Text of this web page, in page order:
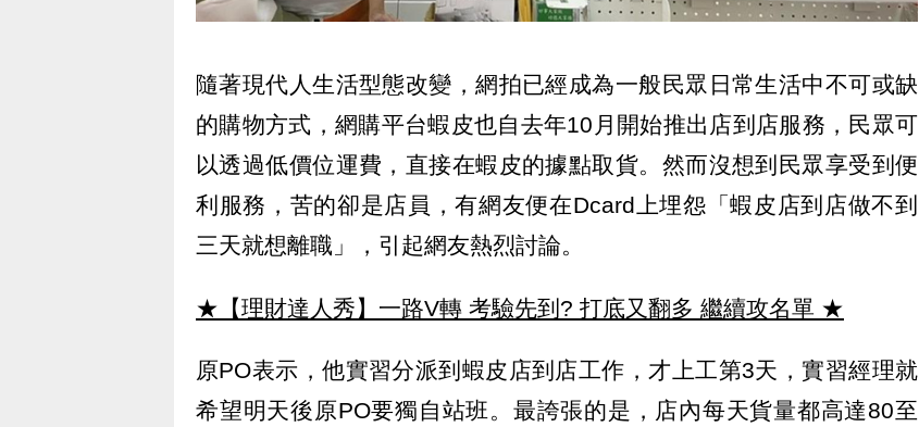
隨著現代人生活型態改變，網拍已經成為一般民眾日常生活中不可或缺
的購物方式，網購平台蝦皮也自去年10月開始推出店到店服務，民眾可
以透過低價位運費，直接在蝦皮的據點取貨。然而沒想到民眾享受到便
利服務，苦的卻是店員，有網友便在Dcard上埋怨「蝦皮店到店做不到
三天就想離職」，引起網友熱烈討論。
★【理財達人秀】一路V轉 考驗先到? 打底又翻多 繼續攻名單 ★
原PO表示，他實習分派到蝦皮店到店工作，才上工第3天，實習經理就
希望明天後原PO要獨自站班。最誇張的是，店內每天貨量都高達80至